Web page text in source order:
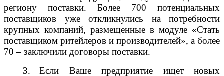
региону поставки. Более 700 потенциальных
поставщиков уже откликнулись на потребности
крупных компаний, размещенные в модуле «Стать
поставщиком ритейлеров и производителей», а более
70 – заключили договоры поставки.
3.
Если Ваше предприятие ищет новых